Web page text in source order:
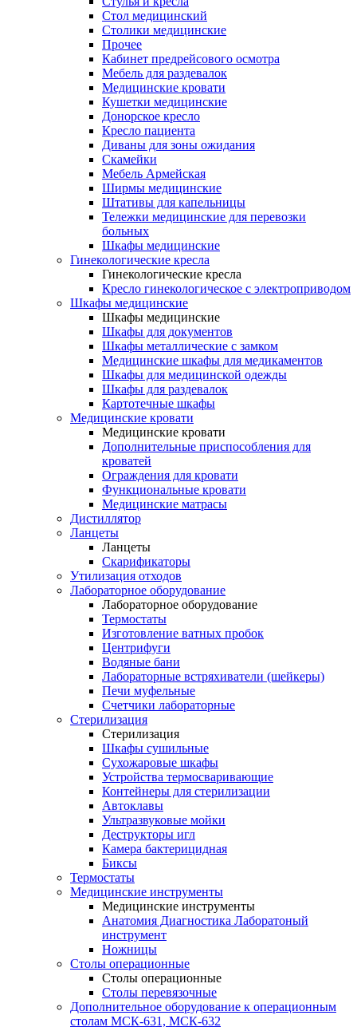
Стол медицинский
Столики медицинские
Прочее
Кабинет предрейсового осмотра
Мебель для раздевалок
Медицинские кровати
Кушетки медицинские
Донорское кресло
Кресло пациента
Диваны для зоны ожидания
Скамейки
Мебель Армейская
Ширмы медицинские
Штативы для капельницы
Тележки медицинские для перевозки
больных
Шкафы медицинские
Гинекологические кресла
Гинекологические кресла
Кресло гинекологическое с электроприводом
Шкафы медицинские
Шкафы медицинские
Шкафы для документов
Шкафы металлические с замком
Медицинские шкафы для медикаментов
Шкафы для медицинской одежды
Шкафы для раздевалок
Картотечные шкафы
Медицинские кровати
Медицинские кровати
Дополнительные приспособления для
кроватей
Ограждения для кровати
Функциональные кровати
Медицинские матрасы
Дистиллятор
Ланцеты
Ланцеты
Скарификаторы
Утилизация отходов
Лабораторное оборудование
Лабораторное оборудование
Термостаты
Изготовление ватных пробок
Центрифуги
Водяные бани
Лабораторные встряхиватели (шейкеры)
Печи муфельные
Счетчики лабораторные
Стерилизация
Стерилизация
Шкафы сушильные
Сухожаровые шкафы
Устройства термосваривающие
Контейнеры для стерилизации
Автоклавы
Ультразвуковые мойки
Деструкторы игл
Камера бактерицидная
Биксы
Термостаты
Медицинские инструменты
Медицинские инструменты
Анатомия Диагностика Лаборатоный
инструмент
Ножницы
Столы операционные
Столы операционные
Столы перевязочные
Дополнительное оборудование к операционным
столам МСК-631, МСК-632